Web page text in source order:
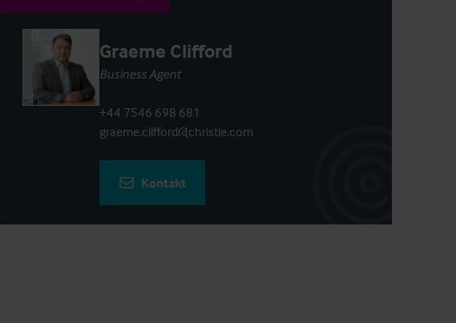
Graeme Clifford
Business Agent
+44 7546 698 681
graeme.clifford@christie.com
Kontakt